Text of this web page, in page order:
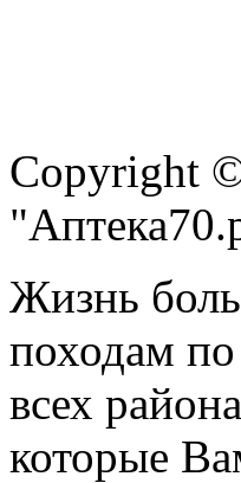
Copyright
Жизнь
походам
всех
которые